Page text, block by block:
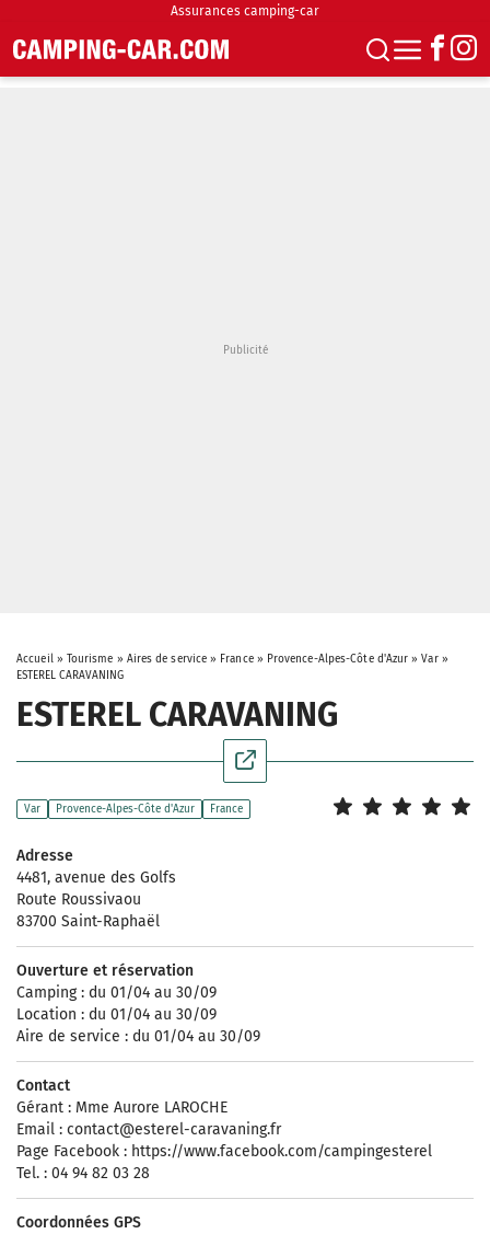
Assurances camping-car
Accueil» Tourisme » Aires de service » France» Provence-Alpes-Côte d'Azur »Var»
ESTEREL CARAVANING
ESTEREL CARAVANING
Var Provence-Alpes-Côte d'Azur France
Adresse
4481, avenue des Golfs
Route Roussivaou
83700 Saint-Raphaël
Ouverture et réservation
Camping : du 01/04 au 30/09
Location : du 01/04 au 30/09
Aire de service : du 01/04 au 30/09
Contact
Gérant : Mme Aurore LAROCHE
Email : contact@esterel-caravaning.fr
Page Facebook : https://www.facebook.com/campingesterel
Tel. : 04 94 82 03 28
Coordonnées GPS